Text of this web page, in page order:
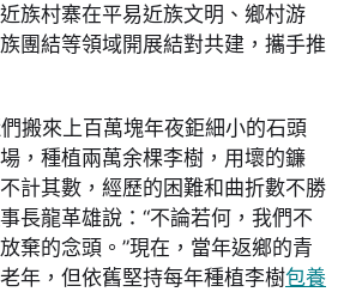
族村寨在平易近族文明、鄉村游
團結等領域開展結對共建，攜手推
搬來上百萬塊年夜鉅細小的石頭
，種植兩萬余棵李樹，用壞的鐮
計其數，經歷的困難和曲折數不勝
長龍革雄說：“不論若何，我們不
棄的念頭。”現在，當年返鄉的青
年，但依舊堅持每年種植李樹包養